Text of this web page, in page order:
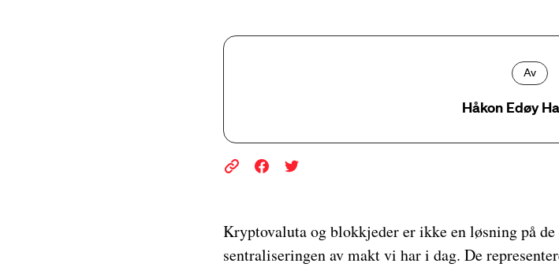
Av
Håkon Edøy
Kryptovaluta og blokkjeder er ikke en løsning på
sentraliseringen av makt vi har i dag. De